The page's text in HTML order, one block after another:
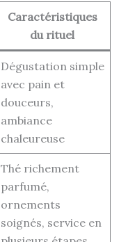
Caractéristiques
du rituel
Dégustation simple
avec pain et
douceurs,
ambiance
chaleureuse
Thé richement
parfumé,
ornements
soignés, service en